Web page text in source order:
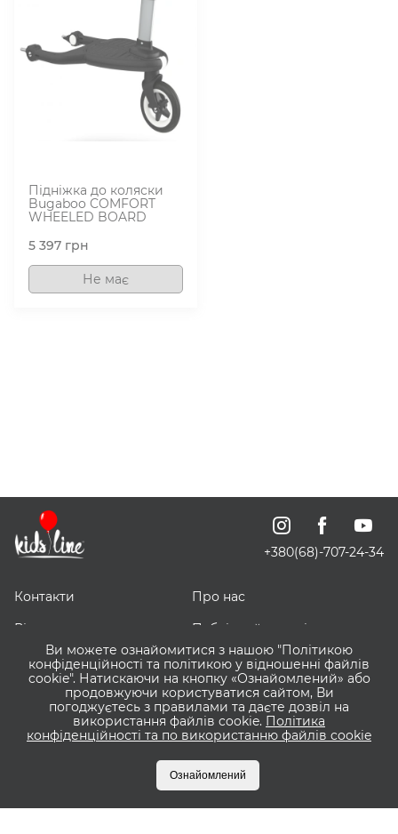
Підніжка до коляски
Bugaboo COMFORT
WHEELED BOARD
5 397 грн
Не має
+380(68)-707-24-34
Контакти
Про нас
Відгуки про нас
Публічний договір
ЗНИЖЕЧКИ
Доставка, оплата і
повернення
Оптовим покупцям
Сервіс ВІШЛІСТ ВАУ
Що таке Пакунок Малюка?Бонусна програма
KIDSLINE
Приватбанк та Monobank
Ви можете ознайомитися з нашою "Політикою
конфіденційності та політикою у відношенні файлів
cookie". Натискаючи на кнопку «Ознайомлений» або
продовжуючи користуватися сайтом, Ви
погоджуєтесь з правилами та даєте дозвіл на
використання файлів cookie. Політика
конфіденційності та по використанню файлів cookie
Ознайомлений